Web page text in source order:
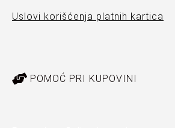
Uslovi korišćenja platnih kartica
POMOĆ PRI KUPOVINI